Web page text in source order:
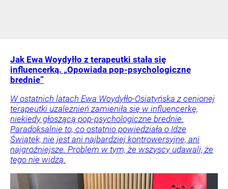
Jak Ewa Woydyłło z terapeutki stała się
influencerką. „Opowiada pop-psychologiczne
brednie”
W ostatnich latach Ewa Woydyłło-Osiatyńska z cenionej
terapeutki uzależnień zamieniła się w influencerkę,
niekiedy głoszącą pop-psychologiczne brednie.
Paradoksalnie to, co ostatnio powiedziała o Idze
Świątek, nie jest ani najbardziej kontrowersyjne, ani
najgroźniejsze. Problem w tym, że wszyscy udawali, że
tego nie widzą.